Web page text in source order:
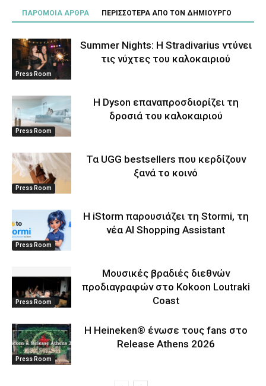
ΠΑΡΟΜΟΙΑ ΑΡΘΡΑ ΠΕΡΙΣΣΟΤΕΡΑ ΑΠΟ ΤΟΝ ΔΗΜΙΟΥΡΓΟ
Press Room
Summer Nights: Η Stradivarius ντύνει
τις νύχτες του καλοκαιριού
Press Room
Η Dyson επαναπροσδιορίζει τη
δροσιά του καλοκαιριού
Press Room
Τα UGG bestsellers που κερδίζουν
ξανά το κοινό
Press Room
Η iStorm παρουσιάζει τη Stormi, τη
νέα AI Shopping Assistant
Press Room
Μουσικές βραδιές διεθνών
προδιαγραφών στο Kokoon Loutraki
Coast
Press Room
Η Heineken® ένωσε τους fans στο
Release Athens 2026